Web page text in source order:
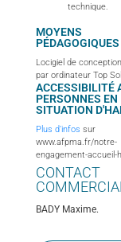
technique.
MOYENS
PÉDAGOGIQUES
Locigiel de
par ordinateur Top
ACCESSIBILITÉ
PERSONNES EN
SITUATION
Plus d’infos sur
www.afpma.fr/notre-
engagement-accueil-
CONTACT
COMMERCIAL
BADY Maxime.